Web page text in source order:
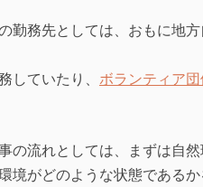
勤務先としては、おもに地
していたり、 ボランティア
の流れとしては、まずは自
境がどのような状態であるか